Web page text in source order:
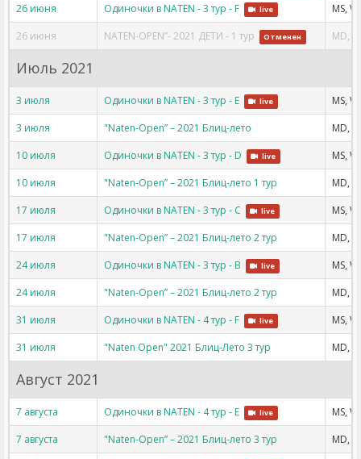
26 июня
Одиночки в NATEN - 3 тур - F live
MS,
26 июня
NATEN-OPEN”- 2021 ДЕТИ - 1 тур Отменен MD,
Июль 2021
3 июля Одиночки в NATEN - 3 тур - E live
MS,
3 июля
"Naten-Open” – 2021 Блиц-лето
MD,
10 июля
Одиночки в NATEN - 3 тур - D live
MS,
10 июля
"Naten-Open” – 2021 Блиц-лето 1 тур
MD,
17 июля
Одиночки в NATEN - 3 тур - C live
MS,
17 июля
"Naten-Open” – 2021 Блиц-лето 2 тур
MD,
24 июля
Одиночки в NATEN - 3 тур - B live
MS,
24 июля
"Naten-Open” – 2021 Блиц-лето 2 тур
MD,
31 июля
Одиночки в NATEN - 4 тур - F live
MS,
31 июля
"Naten Open" 2021 Блиц-Лето 3 тур MD,
Август 2021
7 августа Одиночки в NATEN - 4 тур - E live
MS,
7 августа
"Naten-Open” – 2021 Блиц-лето 3 тур
MD,